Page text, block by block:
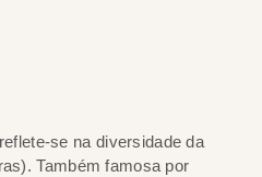
se na diversidade da
Também famosa por